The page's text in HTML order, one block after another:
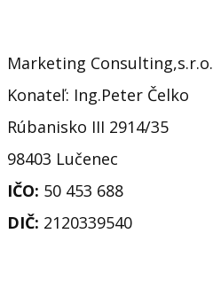
Marketing Consulting,s.r.o.
Konateľ: Ing.Peter Čelko
Rúbanisko III 2914/35
98403 Lučenec
IČO: 50 453 688
DIČ: 2120339540